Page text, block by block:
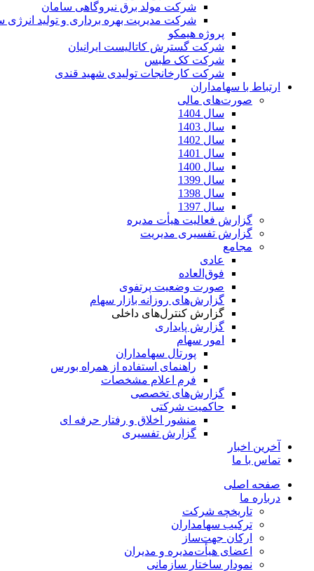
شرکت مولد برق نیروگاهی سامان
شرکت مدیریت بهره برداری و تولید انرژی
پروژه هیمکو
شرکت گسترش کاتالیست ایرانیان
شرکت کک طبس
شرکت کارخانجات تولیدی شهید قندی
ارتباط با سهامداران
صورت‌های مالی
سال 1404
سال 1403
سال 1402
سال 1401
سال 1400
سال 1399
سال 1398
سال 1397
گزارش فعالیت هیأت مدیره
گزارش تفسیری مدیریت
مجامع
عادی
فوق‌العاده
صورت وضعیت پرتفوی
گزارش‌های روزانه بازار سهام
گزارش کنترل‌های داخلی
گزارش پایداری
امور سهام
پورتال سهامداران
راهنمای استفاده از همراه بورس
فرم اعلام مشخصات
گزارش‌های تخصصی
حاکمیت شرکتی
منشور اخلاق و رفتار حرفه­ ای
گزارش تفسیری
آخرین اخبار
تماس با ما
صفحه اصلی
درباره ما
تاریخچه شرکت
ترکیب سهامداران
ارکان جهت‌ساز
اعضای هیأت‌مدیره و مدیران
نمودار ساختار سازمانی